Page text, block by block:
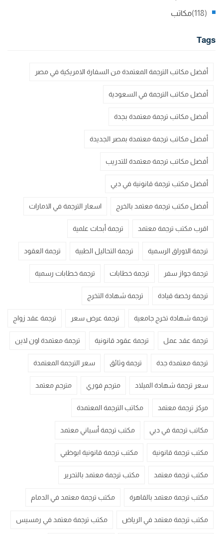
مكاتب (118)
Tags
أفضل مكاتب الترجمة المعتمدة من السفارة الامريكية في مصر
أفضل مكاتب الترجمة في السعودية
أفضل مكاتب ترجمة معتمدة بجدة
أفضل مكاتب ترجمة معتمدة بمصر الجديدة
أفضل مكاتب ترجمة معتمدة للتدريب
أفضل مكتب ترجمة قانونية في دبي
أفضل مكتب ترجمة معتمد بالخرج اسعار الترجمة في الامارات
اقرب مكتب ترجمة معتمد ترجمة أبحاث علمية
ترجمة الاوراق الرسمية ترجمة التحاليل الطبية ترجمة العقود
ترجمة جواز سفر ترجمة خطابات ترجمة خطابات رسمية
ترجمة رخصة قيادة ترجمة شهادة التخرج
ترجمة شهادة تخرج جامعية ترجمة عرض سعر ترجمة عقد زواج
ترجمة عقد عمل ترجمة عقود قانونية ترجمة معتمدة اون لاين
ترجمة معتمدة جدة ترجمة وثائق سعر الترجمة المعتمدة
سعر ترجمة شهادة الميلاد مترجم فوري مترجم معتمد
مركز ترجمة معتمد مكاتب الترجمة المعتمدة
مكاتب ترجمة في دبي مكتب ترجمة أسباني معتمد
مكتب ترجمة قانونية مكتب ترجمة قانونية ابوظبي
مكتب ترجمة معتمد مكتب ترجمة معتمد بالتحرير
مكتب ترجمة معتمد بالقاهرة مكتب ترجمة معتمد في الدمام
مكتب ترجمة معتمد في الرياض مكتب ترجمة معتمد في رمسيس